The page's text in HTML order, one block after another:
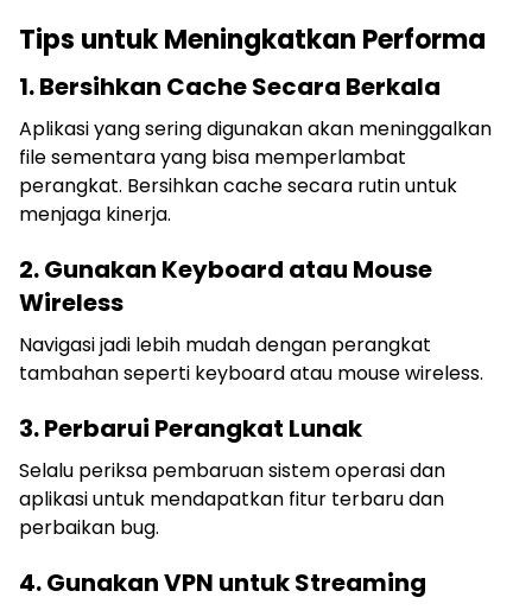
Tips untuk Meningkatkan Performa
1. Bersihkan Cache Secara Berkala
Aplikasi yang sering digunakan akan meninggalkan
file sementara yang bisa memperlambat
perangkat. Bersihkan cache secara rutin untuk
menjaga kinerja.
2. Gunakan Keyboard atau Mouse
Wireless
Navigasi jadi lebih mudah dengan perangkat
tambahan seperti keyboard atau mouse wireless.
3. Perbarui Perangkat Lunak
Selalu periksa pembaruan sistem operasi dan
aplikasi untuk mendapatkan fitur terbaru dan
perbaikan bug.
4. Gunakan VPN untuk Streaming